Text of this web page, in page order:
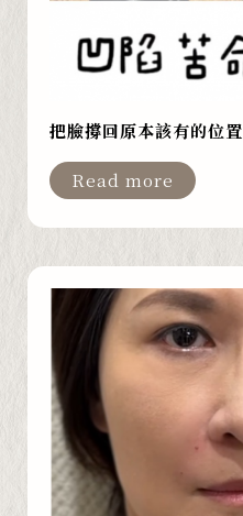
把臉撐回原本該有的位置
Read more